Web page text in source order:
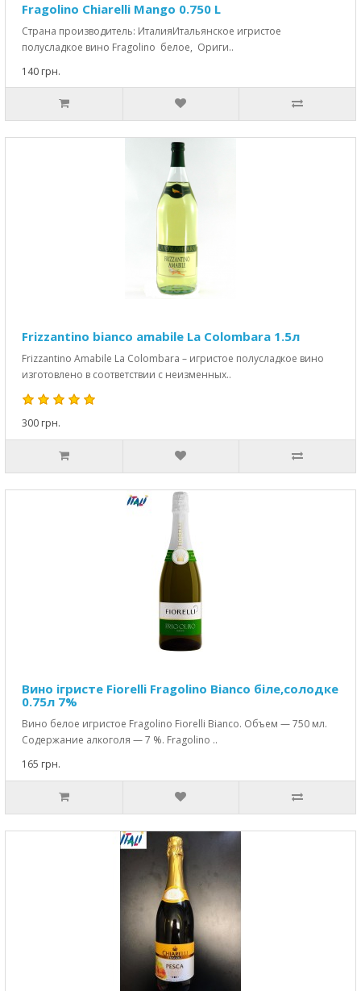
Fragolino Chiarelli Mango 0.750 L
Страна производитель: ИталияИтальянское игристое
полусладкое вино Fragolino белое, Ориги..
140 грн.
Frizzantino bianco amabile La Colombara 1.5л
Frizzantino Amabile La Colombara – игристое полусладкое вино
изготовлено в соответствии с неизменных..
300 грн.
Вино ігристе Fiorelli Fragolino Bianco біле,солодке
0.75л 7%
Вино белое игристое Fragolino Fiorelli Bianco. Объем — 750 мл.
Содержание алкоголя — 7 %. Fragolino ..
165 грн.